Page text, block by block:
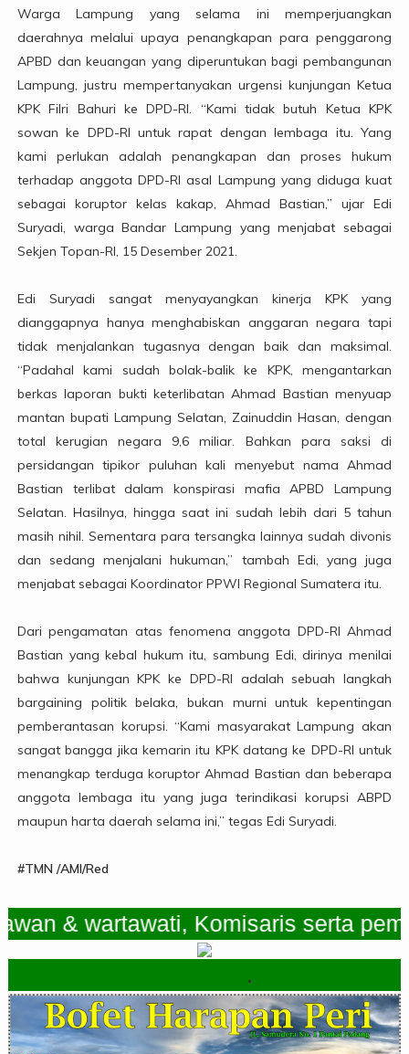
Warga Lampung yang selama ini memperjuangkan
daerahnya melalui upaya penangkapan para penggarong
APBD dan keuangan yang diperuntukan bagi pembangunan
Lampung, justru mempertanyakan urgensi kunjungan Ketua
KPK Filri Bahuri ke DPD-RI. “Kami tidak butuh Ketua KPK
sowan ke DPD-RI untuk rapat dengan lembaga itu. Yang
kami perlukan adalah penangkapan dan proses hukum
terhadap anggota DPD-RI asal Lampung yang diduga kuat
sebagai koruptor kelas kakap, Ahmad Bastian,” ujar Edi
Suryadi, warga Bandar Lampung yang menjabat sebagai
Sekjen Topan-RI, 15 Desember 2021.
Edi Suryadi sangat menyayangkan kinerja KPK yang
dianggapnya hanya menghabiskan anggaran negara tapi
tidak menjalankan tugasnya dengan baik dan maksimal.
“Padahal kami sudah bolak-balik ke KPK, mengantarkan
berkas laporan bukti keterlibatan Ahmad Bastian menyuap
mantan bupati Lampung Selatan, Zainuddin Hasan, dengan
total kerugian negara 9,6 miliar. Bahkan para saksi di
persidangan tipikor puluhan kali menyebut nama Ahmad
Bastian terlibat dalam konspirasi mafia APBD Lampung
Selatan. Hasilnya, hingga saat ini sudah lebih dari 5 tahun
masih nihil. Sementara para tersangka lainnya sudah divonis
dan sedang menjalani hukuman,” tambah Edi, yang juga
menjabat sebagai Koordinator PPWI Regional Sumatera itu.
Dari pengamatan atas fenomena anggota DPD-RI Ahmad
Bastian yang kebal hukum itu, sambung Edi, dirinya menilai
bahwa kunjungan KPK ke DPD-RI adalah sebuah langkah
bargaining politik belaka, bukan murni untuk kepentingan
pemberantasan korupsi. “Kami masyarakat Lampung akan
sangat bangga jika kemarin itu KPK datang ke DPD-RI untuk
menangkap terduga koruptor Ahmad Bastian dan beberapa
anggota lembaga itu yang juga terindikasi korupsi ABPD
maupun harta daerah selama ini,” tegas Edi Suryadi.
#TMN /AMI/Red
& wartawati, Komisaris serta